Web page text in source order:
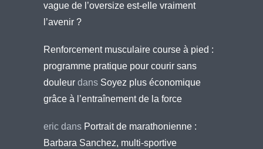
vague de l’oversize est-elle vraiment
l’avenir ?
Renforcement musculaire course à pied :
programme pratique pour courir sans
douleur dans Soyez plus économique
grâce à l’entraînement de la force
eric dans Portrait de marathonienne :
Barbara Sanchez, multi-sportive